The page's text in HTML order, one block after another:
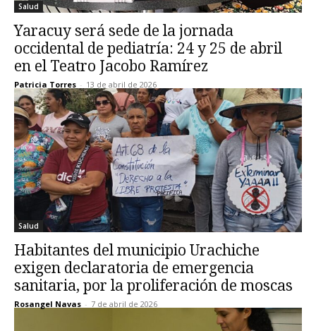
Salud
Yaracuy será sede de la jornada
occidental de pediatría: 24 y 25 de abril
en el Teatro Jacobo Ramírez
Patricia Torres - 13 de abril de 2026
Salud
Habitantes del municipio Urachiche
exigen declaratoria de emergencia
sanitaria, por la proliferación de moscas
Rosangel Navas - 7 de abril de 2026